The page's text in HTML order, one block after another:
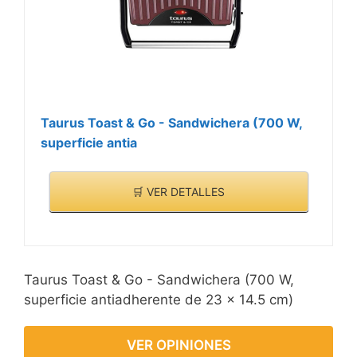
problema para la plancha
GOURMETmaxx! ¡Deja
en las instrucciones
adjuntas.
Taurus Toast & Go - Sandwichera (700 W,
superficie antia
🛒 VER DETALLES
Taurus Toast & Go - Sandwichera (700 W,
superficie antiadherente de 23 x 14.5 cm)
VER OPINIONES